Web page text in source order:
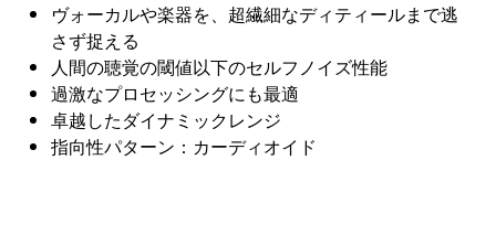
ヴォーカルや楽器を、超繊細なディティールまで逃
さず捉える
人間の聴覚の閾値以下のセルフノイズ性能
過激なプロセッシングにも最適
卓越したダイナミックレンジ
指向性パターン：カーディオイド